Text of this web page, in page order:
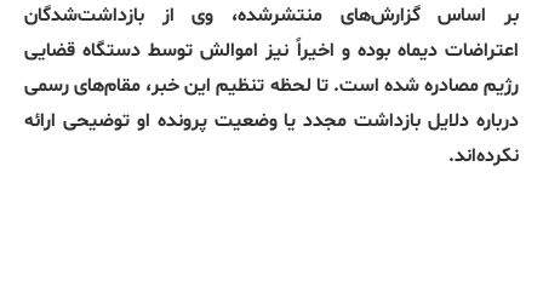
بر اساس گزارش‌های منتشرشده، وی از بازداشت‌شدگان
اعتراضات دیماه بوده و اخیراً نیز اموالش توسط دستگاه قضایی
رژیم مصادره شده است. تا لحظه تنظیم این خبر، مقام‌های رسمی
درباره دلایل بازداشت مجدد یا وضعیت پرونده او توضیحی ارائه
نکرده‌اند.